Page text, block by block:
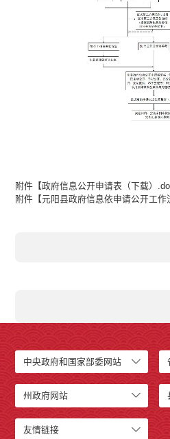
附件【政府信息公开申请表（下载）
附件【元阳县政府信息依申请公开工
中央政府和国家部委网站
州政府网站
友情链接